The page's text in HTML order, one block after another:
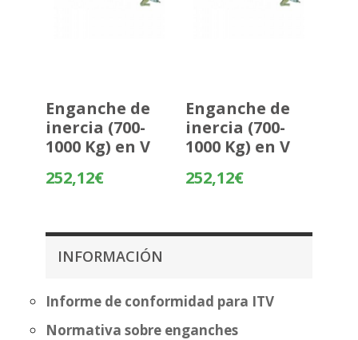
Enganche de
inercia (700-
1000 Kg) en V
252,12€
Enganche de
inercia (700-
1000 Kg) en V
252,12€
INFORMACIÓN
Informe de conformidad para ITV
Normativa sobre enganches